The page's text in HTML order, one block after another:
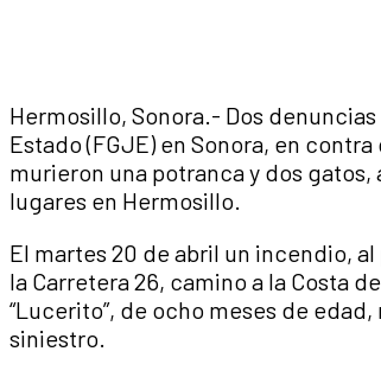
Hermosillo, Sonora.- Dos
Estado (FGJE) en Sonora, en
murieron una potranca y dos
lugares en Hermosillo.
El martes 20 de abril un incendio,
la Carretera 26, camino a la Costa
“Lucerito”, de ocho meses de
siniestro.